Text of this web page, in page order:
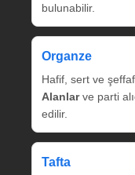
bulunabilir.
Organze
Hafif, sert ve
Alanlarve parti
edilir.
Tafta